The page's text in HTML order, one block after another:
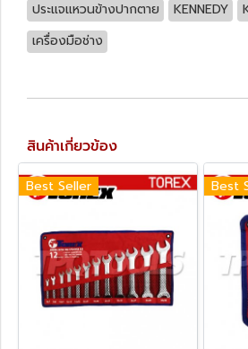
ประแจแหวนข้างปากตาย KENNEDY
เครื่องมือช่าง
สินค้าเกี่ยวข้อง
Best Seller Best